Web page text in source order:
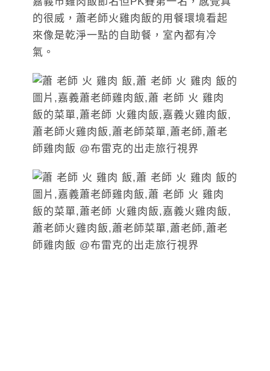
的很威，蕭老師火雞肉飯的用餐環境看起
來像是乾淨一點的自助餐，室內都有冷
氣。